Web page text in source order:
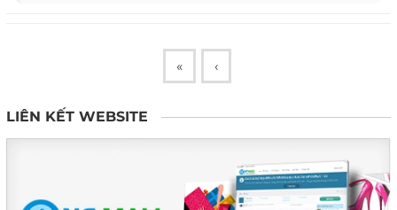
« ‹
LIÊN KẾT WEBSITE